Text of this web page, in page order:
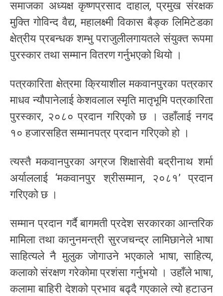
समाजका अध्यक्ष कृष्णप्रसाद दाहाल, प्रमुख संरक्षक
मुक्ति गोविन्द वैद्य, महालक्ष्मी विकास बैङ्क लिमिटेडका
क्षेत्रीय प्रबन्धक शम्भु पराजुलीलगायतले संयुक्त रूपमा
पुरस्कार तथा सम्मान वितरण गर्नुभएको थियो ।
पत्रकारिता क्षेत्रमा क्रियाशील मकवानपुरका पत्रकार
माधव न्यौपानेलाई केशवलाल स्मृति मातृभूमि पत्रकारिता
पुरस्कार, २०८० प्रदान गरिएको छ । उहाँलाई नगद
१० हजारसहित सम्मानपत्र प्रदान गरिएको हो ।
त्यस्तै मकवानपुरका अग्रज शिक्षासेवी बद्रीनाथ शर्मा
अर्याललाई ‘मकवानपुर श्रीसम्मान, २०८१’ प्रदान
गरिएको छ ।
सम्मान प्रदान गर्दै बागमती प्रदेश सरकारका आन्तरिक
मामिला तथा कानुनमन्त्री सुरजचन्द्र लामिछानेले भाषा
साहित्यले नै मुलुक जोगाउने भएकाले भाषा, साहित्य,
कलाको संरक्षण गरेकोमा प्रशंसा गर्नुभयो । उहाँले भाषा,
कलामा बाहिरी देशको प्रभाव बढ्दै गएकाले त्यो हटाउन